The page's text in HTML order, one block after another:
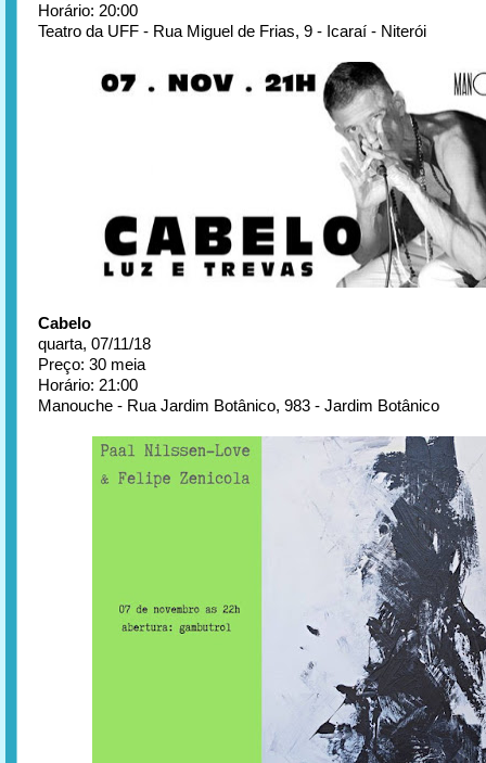
Horário: 20:00
Teatro da UFF - Rua Miguel de Frias, 9 - Icaraí - Niterói
Cabelo
quarta, 07/11/18
Preço: 30 meia
Horário: 21:00
Manouche - Rua Jardim Botânico, 983 - Jardim Botânico